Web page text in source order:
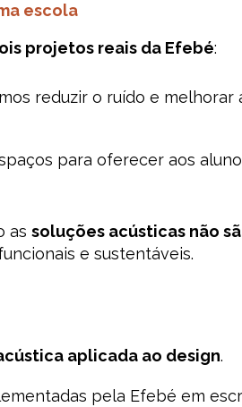
escola
projetos reais da Efebé:
reduzir o ruído e
para oferecer aos
as soluções acústicas não
e sustentáveis.
aplicada ao design.
pela Efebé em